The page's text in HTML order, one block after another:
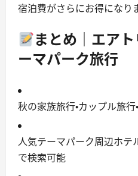
宿泊費がさらにお得になり
まとめ｜エア
ーマパーク旅行
秋の家族旅行・カップル旅行
人気テーマパーク周辺ホテ
で検索可能